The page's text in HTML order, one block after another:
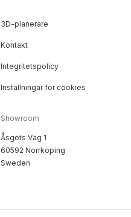
3D-planerare
Kontakt
Integritetspolicy
Inställningar för cookies
Showroom
Åsgöts Väg 1
60592 Norrköping
Sweden